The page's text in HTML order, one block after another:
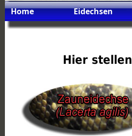
Home Eidechsen
Hier